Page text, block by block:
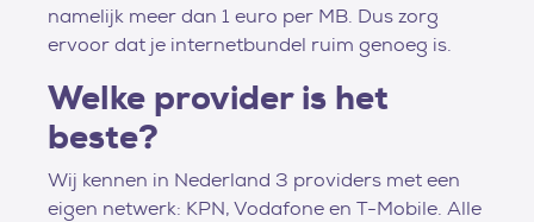
namelijk meer dan 1 euro per MB. Dus zorg
ervoor dat je internetbundel ruim genoeg is.
Welke provider is het
beste?
Wij kennen in Nederland 3 providers met een
eigen netwerk: KPN, Vodafone en T-Mobile. Alle